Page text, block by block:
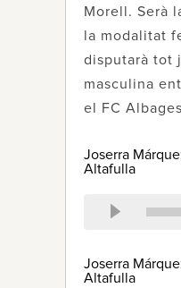
Morell. Serà
la modalitat
disputarà tot
masculina
el FC
Joserra
Altafulla
Joserra
Altafulla